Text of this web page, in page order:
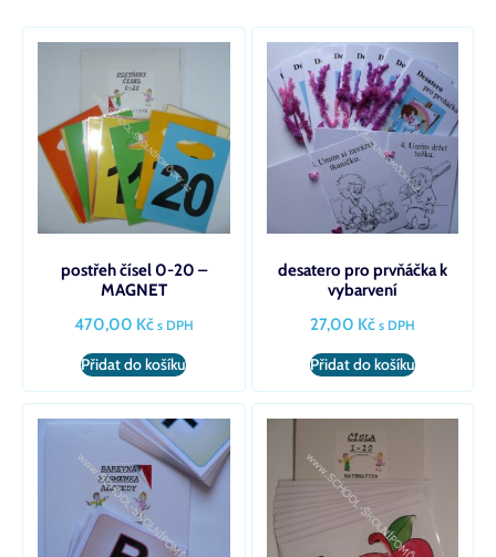
postřeh čísel 0-20 –
MAGNET
470,00 Kč s DPH
Přidat do košíku
desatero pro prvňáčka k
vybarvení
27,00 Kč s DPH
Přidat do košíku